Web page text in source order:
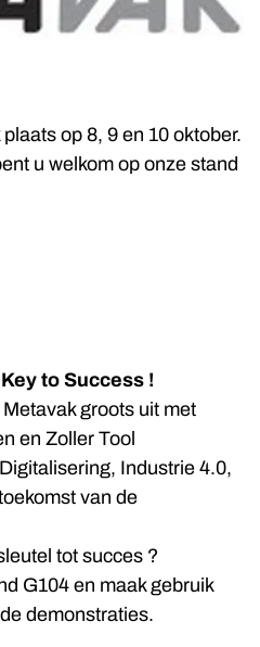
op 8, 9 en 10 oktober.
u welkom op onze stand
to Success !
groots uit met
en Zoller Tool
Industrie 4.0,
van de
tot succes ?
G104 en maak gebruik
demonstraties.